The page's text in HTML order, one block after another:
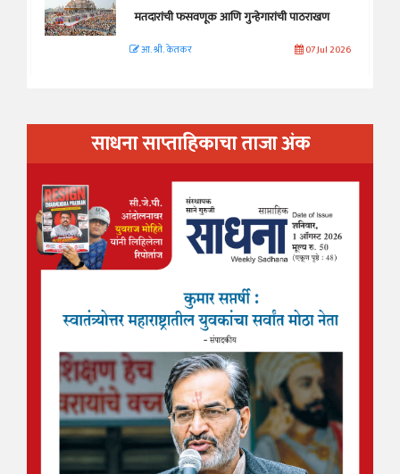
मतदारांची फसवणूक आणि गुन्हेगारांची पाठराखण
आ. श्री. केतकर 07 Jul 2026
साधना साप्ताहिकाचा ताजा अंक